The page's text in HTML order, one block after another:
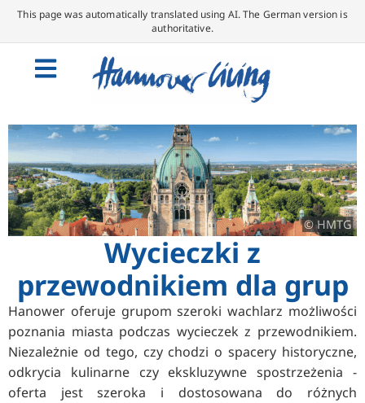
This page was automatically translated using AI. The German version is
authoritative.
© HMTG
Wycieczki z
przewodnikiem dla grup
Hanower oferuje grupom szeroki wachlarz możliwości
poznania miasta podczas wycieczek z przewodnikiem.
Niezależnie od tego, czy chodzi o spacery historyczne,
odkrycia kulinarne czy ekskluzywne spostrzeżenia -
oferta jest szeroka i dostosowana do różnych